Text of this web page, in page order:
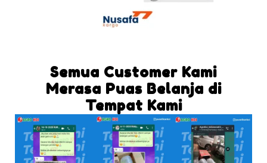
Semua Customer Kami
Merasa Puas Belanja di
Tempat Kami